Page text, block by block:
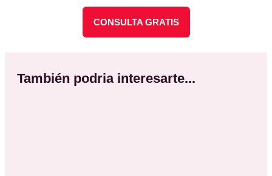
CONSULTA GRATIS
También podria interesarte...